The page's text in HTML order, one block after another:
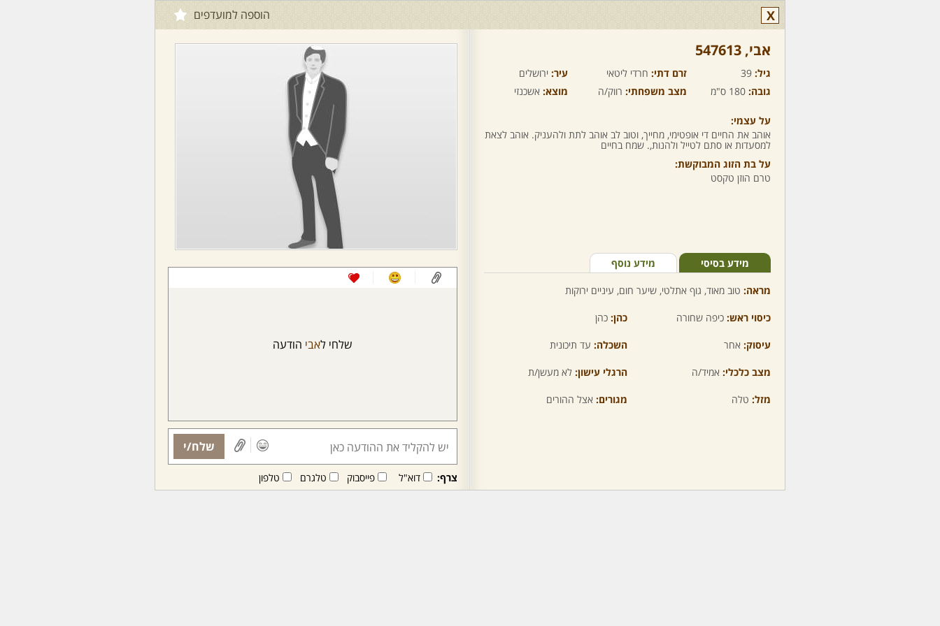
X הוספה למועדפים
אבי,‏ 547613
גיל: 39 זרם דתי: חרדי ליטאי עיר: ירושלים
גובה: 180 ס"מ מצב משפחתי: רווק/ה מוצא: אשכנזי
על עצמי:
אוהב את החיים די אופטימי, מחייך, וטוב לב אוהב לתת ולהעניק. אוהב לצאת
למסעדות או סתם לטייל ולהנות,. שמח בחיים
על בת הזוג המבוקשת:
טרם הוזן טקסט
מידע בסיסי מידע נוסף
מראה: טוב מאוד, גוף אתלטי, שיער חום, עיניים ירוקות
כיסוי ראש: כיפה שחורה כהן: כהן
עיסוק: אחר השכלה: עד תיכונית
מצב כלכלי: אמיד/ה הרגלי עישון: לא מעשן/ת
מזל: טלה מגורים: אצל ההורים
שלחי לאבי הודעה
שלח/י
צרף: דוא"ל פייסבוק טלגרם טלפון